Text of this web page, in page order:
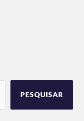
PESQUISAR